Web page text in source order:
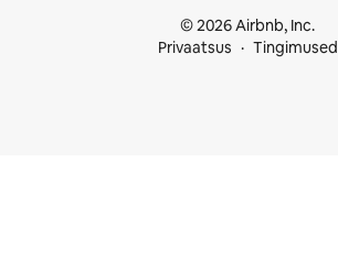
© 2026 Airbnb, Inc.
Privaatsus
Tingimused